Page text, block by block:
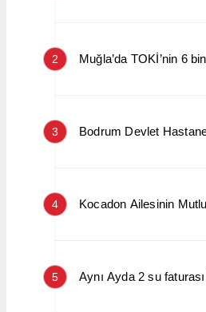
2 Muğla’da TOKİ’nin 6
3 Bodrum Devlet
4 Kocadon Ailesinin
5 Aynı Ayda 2 su